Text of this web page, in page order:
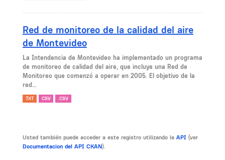
Red de monitoreo de la calidad del aire
de Montevideo
La Intendencia de Montevideo ha implementado un programa
de monitoreo de calidad del aire, que incluye una Red de
Monitoreo que comenzó a operar en 2005. El objetivo de la
red...
TXT CSV .CSV
Usted también puede acceder a este registro utilizando la API (ver
Documentacion del API CKAN).